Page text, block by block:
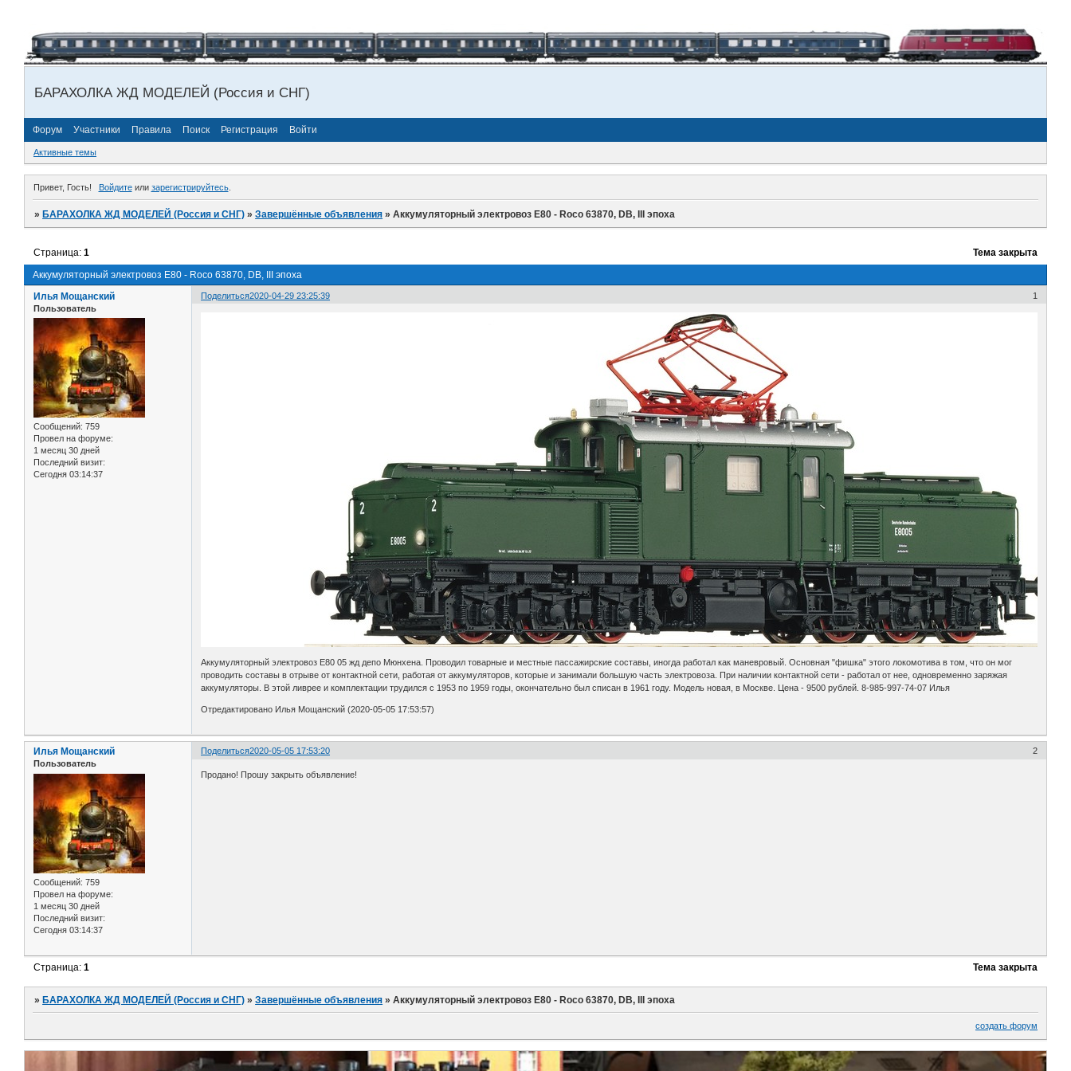
БАРАХОЛКА ЖД МОДЕЛЕЙ (Россия и СНГ)
Форум Участники Правила Поиск Регистрация Войти
Активные темы
Привет, Гость! Войдитеили зарегистрируйтесь.
»БАРАХОЛКА ЖД МОДЕЛЕЙ (Россия и СНГ) »Завершённые объявления »Аккумуляторный электровоз E80 - Roco 63870, DB, III эпоха
Аккумуляторный электровоз E80 - Roco 63870, DB, III эпоха
Страница:1 Тема закрыта
Поделиться 1
2020-04-29 23:25:39
Илья Мощанский
Пользователь
Сообщений: 759
Провел на форуме:
1 месяц 30 дней
Последний визит:
Сегодня 03:14:37
Аккумуляторный электровоз E80 05 жд депо Мюнхена. Проводил товарные и местные пассажирские составы, иногда работал как маневровый. Основная "фишка" этого локомотива в том, что он мог
проводить составы в отрыве от контактной сети, работая от аккумуляторов, которые и занимали большую часть электровоза. При наличии контактной сети - работал от нее, одновременно заряжая
аккумуляторы. В этой ливрее и комплектации трудился с 1953 по 1959 годы, окончательно был списан в 1961 году. Модель новая, в Москве. Цена - 9500 рублей. 8-985-997-74-07 Илья
Отредактировано Илья Мощанский (2020-05-05 17:53:57)
Поделиться 2
2020-05-05 17:53:20
Илья Мощанский
Пользователь
Сообщений: 759
Провел на форуме:
1 месяц 30 дней
Последний визит:
Сегодня 03:14:37
Продано! Прошу закрыть объявление!
Тема закрыта
Страница:1
» БАРАХОЛКА ЖД МОДЕЛЕЙ (Россия и СНГ) »Завершённые объявления »Аккумуляторный электровоз E80 - Roco 63870, DB, III эпоха
создать форум